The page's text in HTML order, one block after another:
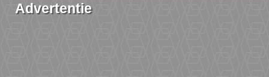
Advertentie